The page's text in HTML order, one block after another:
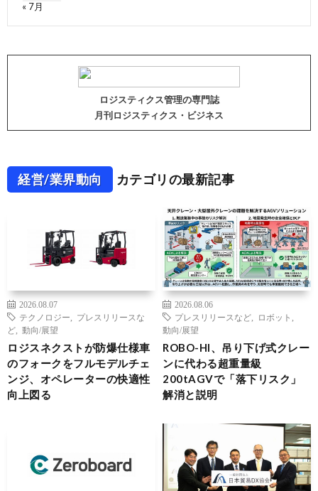
« 7月
ロジスティクス管理の専門誌
月刊ロジスティクス・ビジネス
経営/業界動向 カテゴリの最新記事
2026.08.07
テクノロジー
プレスリリースな
ど
動向/展望
ロジスネクストが防爆仕様車
のフォークをフルモデルチェ
ンジ、オペレーターの快適性
向上図る
2026.08.06
プレスリリースなど
ロボット
動向/展望
ROBO-HI、吊り下げ式クレー
ンに代わる超重量級
200tAGVで「落下リスク」
解消と説明